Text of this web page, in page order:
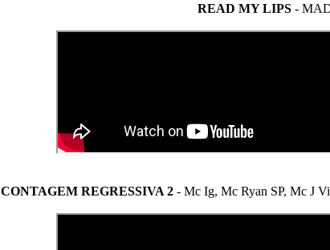
READ MY LIPS -
CONTAGEM REGRESSIVA 2- Mc Ig, Mc Ryan SP, Mc J